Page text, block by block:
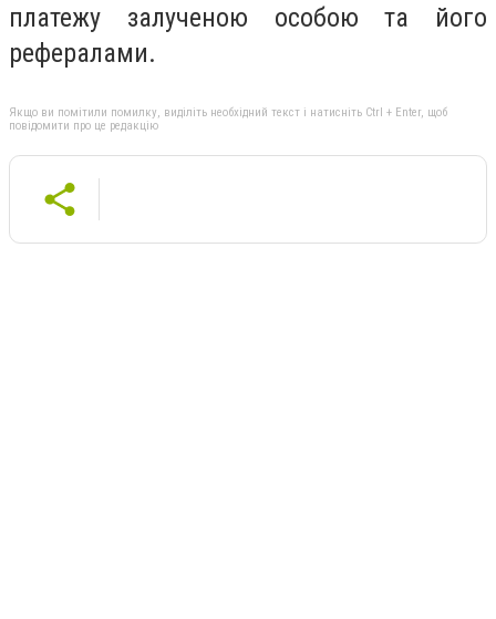
платежу залученою особою та його
рефералами.
Якщо ви помітили помилку, виділіть необхідний текст і натисніть Ctrl + Enter, щоб
повідомити про це редакцію